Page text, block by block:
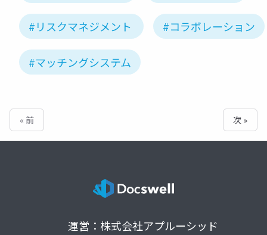
#リスクマネジメント #コラボレーション
#マッチングシステム
« 前 次 »
運営：株式会社アプルーシッド